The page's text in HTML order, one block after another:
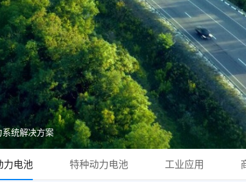
统解决方案
力电池 特种动力电池 工业应用